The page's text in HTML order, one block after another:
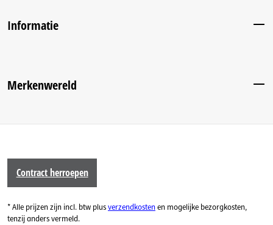
Informatie
Merkenwereld
Contract herroepen
* Alle prijzen zijn incl. btw plusverzendkostenen mogelijke bezorgkosten,
tenzij anders vermeld.